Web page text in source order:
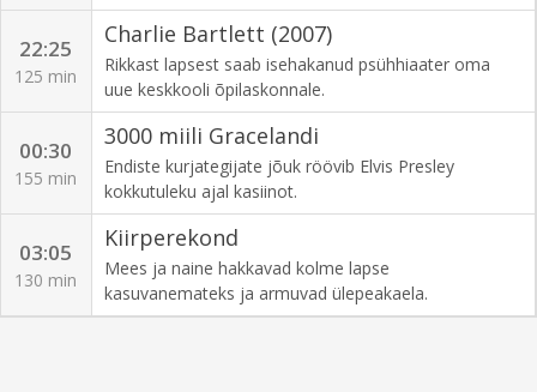
Nördinud Lebowski otsustab oma rikkurist nimekaimu
üles otsida ja nõuda endale uut vaipa... 1998
22:25
125 min
Charlie Bartlett (2007)
Rikkast lapsest saab isehakanud psühhiaater oma
uue keskkooli õpilaskonnale.
00:30
155 min
3000 miili Gracelandi
Endiste kurjategijate jõuk röövib Elvis Presley
kokkutuleku ajal kasiinot.
03:05
130 min
Kiirperekond
Mees ja naine hakkavad kolme lapse
kasuvanemateks ja armuvad ülepeakaela.